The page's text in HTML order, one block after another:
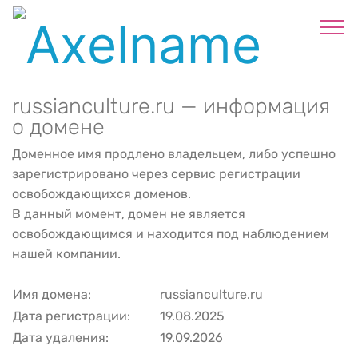
russianculture.ru — информация
о домене
Доменное имя продлено владельцем, либо успешно
зарегистрировано через сервис регистрации
освобождающихся доменов.
В данный момент, домен не является
освобождающимся и находится под наблюдением
нашей компании.
Имя домена:
russianculture.ru
Дата регистрации:
19.08.2025
Дата удаления:
19.09.2026